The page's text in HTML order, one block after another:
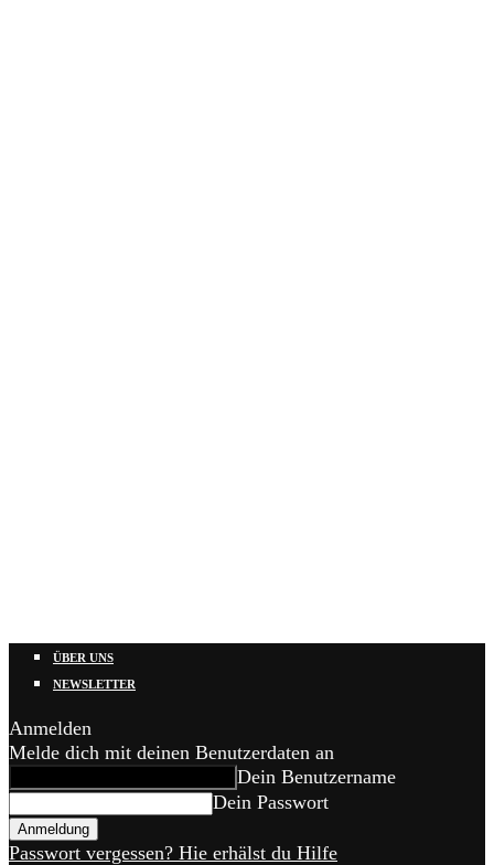
ÜBER UNS
NEWSLETTER
Anmelden
Melde dich mit deinen Benutzerdaten an
Dein Benutzername
Dein Passwort
Passwort vergessen? Hie erhälst du Hilfe